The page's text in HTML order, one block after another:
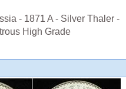
- 1871 A - Silver Thaler -
High Grade